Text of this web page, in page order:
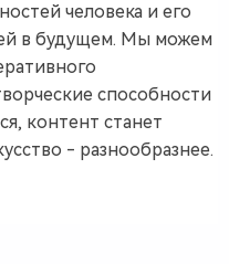
человека и его
в будущем. Мы можем
способности
контент станет
- разнообразнее.